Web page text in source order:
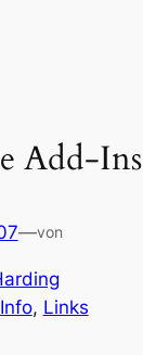
Add-Ins
—von
Info, Links